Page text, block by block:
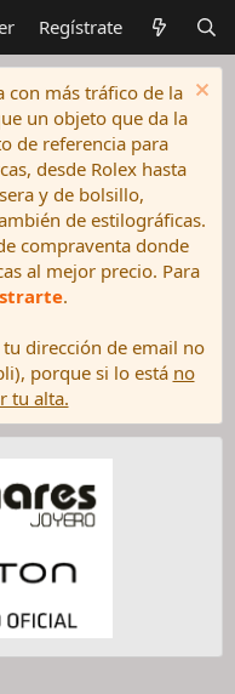
Regístrate
con más tráfico de la
un objeto que da la
de referencia para
desde Rolex hasta
y de bolsillo,
de estilográficas.
compraventa donde
al mejor precio. Para
.
dirección de email no
porque si lo está no
tu alta.